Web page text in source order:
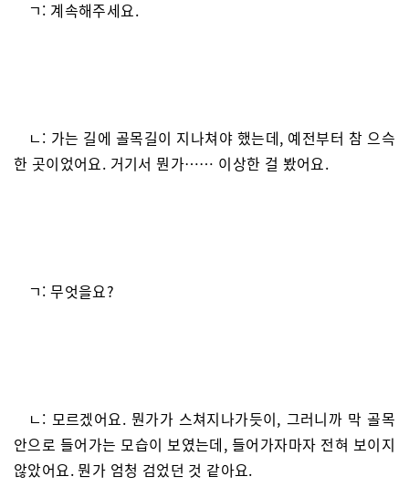
ㄱ: 계속해주세요.
ㄴ: 가는 길에 골목길이 지나쳐야 했는데, 예전부터 참 으슥
한 곳이었어요. 거기서 뭔가…… 이상한 걸 봤어요.
ㄱ: 무엇을요?
ㄴ: 모르겠어요. 뭔가가 스쳐지나가듯이, 그러니까 막 골목
안으로 들어가는 모습이 보였는데, 들어가자마자 전혀 보이지
않았어요. 뭔가 엄청 검었던 것 같아요.